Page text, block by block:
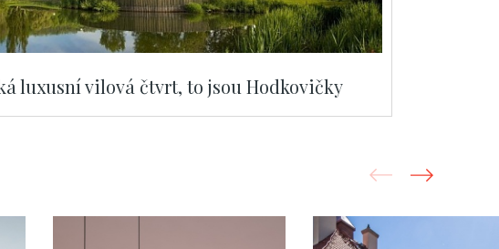
luxusní vilová čtvrt, to jsou Hodkovičky